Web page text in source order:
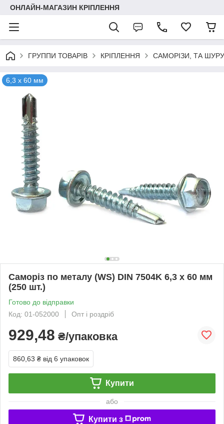
ОНЛАЙН-МАГАЗИН КРІПЛЕННЯ
ГРУППИ ТОВАРІВ КРІПЛЕННЯ САМОРІЗИ, ТА
6,3 х 60 мм
Саморіз по металу (WS) DIN 7504K 6,3 х 60 мм
(250 шт.)
Готово до відправки
Код: 01-052000
Опт і роздріб
929,48 ₴/упаковка
860,63 ₴ від 6 упаковок
Купити
або
Купити з